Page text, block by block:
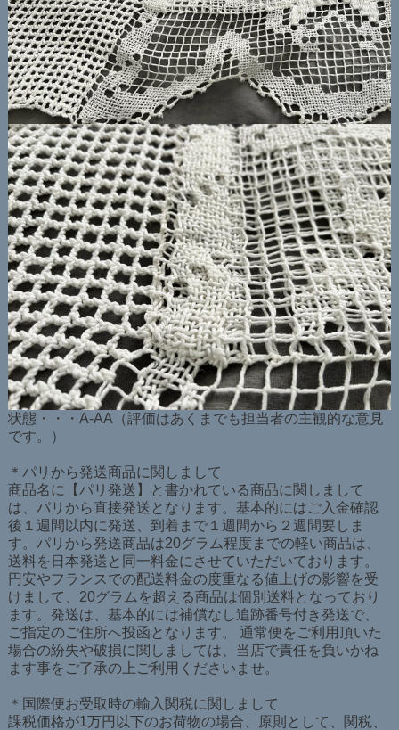
状態・・・A-AA（評価はあくまでも担当者の主観的な意見
です。）
＊パリから発送商品に関しまして
商品名に【パリ発送】と書かれている商品に関しまして
は、パリから直接発送となります。基本的にはご入金確認
後１週間以内に発送、到着まで１週間から２週間要しま
す。パリから発送商品は20グラム程度までの軽い商品は、
送料を日本発送と同一料金にさせていただいております。
円安やフランスでの配送料金の度重なる値上げの影響を受
けまして、20グラムを超える商品は個別送料となっており
ます。発送は、基本的には補償なし追跡番号付き発送で、
ご指定のご住所へ投函となります。 通常便をご利用頂いた
場合の紛失や破損に関しましては、当店で責任を負いかね
ます事をご了承の上ご利用くださいませ。
＊国際便お受取時の輸入関税に関しまして
課税価格が1万円以下のお荷物の場合、原則として、関税、